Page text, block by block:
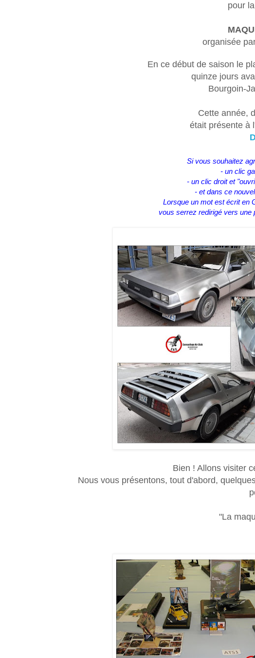
pour
organisée
En ce début de saison le
quinze jours
Bourgoin-
Cette année,
était présente à
Si vous souhaitez
- un clic
- un clic droit et
- et dans ce
Lorsque un mot est écrit en
vous serrez redirigé vers une
Bien ! Allons visiter
Nous vous présentons, tout d'abord,
"La